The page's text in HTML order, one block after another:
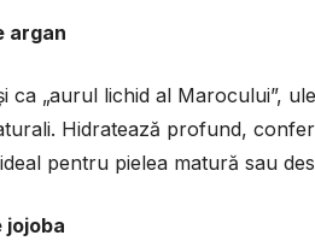
argan
ca „aurul lichid al Marocului”,
Hidratează profund,
pentru pielea matură sau
jojoba